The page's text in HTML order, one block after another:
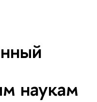
наукам